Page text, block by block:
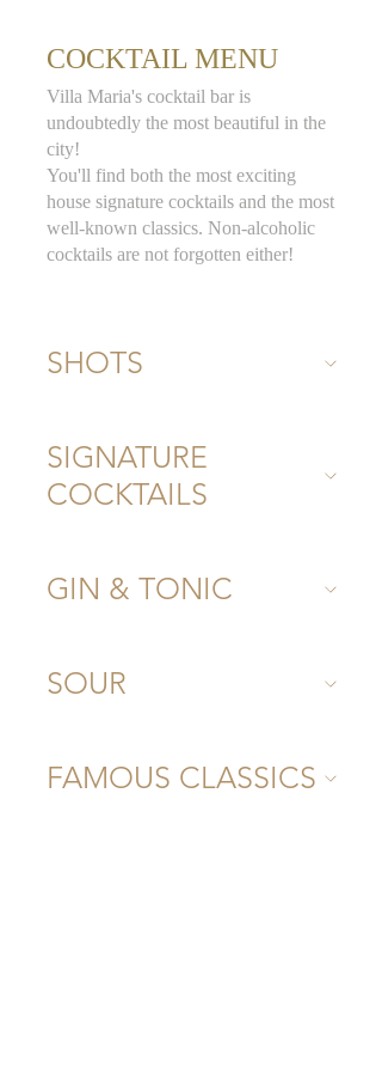
COCKTAIL MENU
Villa Maria's cocktail bar is
undoubtedly the most beautiful in the
city!
You'll find both the most exciting
house signature cocktails and the most
well-known classics. Non-alcoholic
cocktails are not forgotten either!
SHOTS
SIGNATURE
COCKTAILS
GIN & TONIC
SOUR
FAMOUS CLASSICS